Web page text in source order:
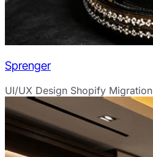
Sprenger
UI/UX Design Shopify Migration